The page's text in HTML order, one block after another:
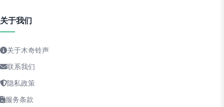
关于我们
关于木奇铃声
联系我们
隐私政策
服务条款